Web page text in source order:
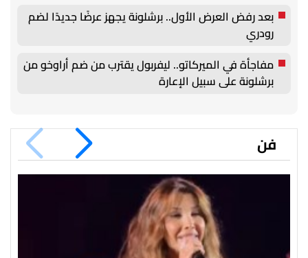
بعد رفض العرض الأول.. برشلونة يجهز عرضًا جديدًا لضم
رودري
مفاجأة في الميركاتو.. ليفربول يقترب من ضم أراوخو من
برشلونة على سبيل الإعارة
فن